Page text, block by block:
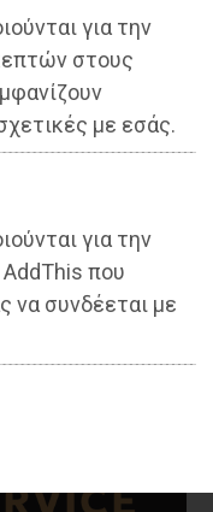
για την
στους
με εσάς.
για την
AddThis που
να συνδέεται με
σχεδιασμός
εναερίων
Αττική